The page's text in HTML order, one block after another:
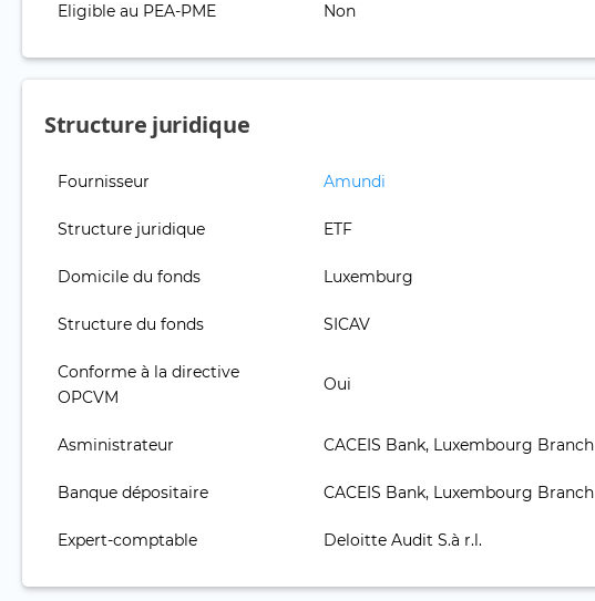
Eligible au PEA-PME Non
Structure juridique
Fournisseur Amundi
Structure juridique ETF
Domicile du fonds Luxemburg
Structure du fonds SICAV
Conforme à la directive
OPCVM
Oui
Asministrateur CACEIS Bank, Luxembourg Branch
Banque dépositaire CACEIS Bank, Luxembourg Branch
Expert-comptable Deloitte Audit S.à r.l.